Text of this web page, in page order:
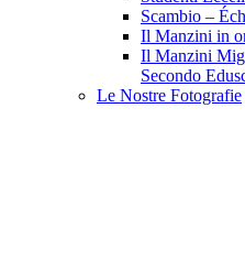
Scambio –
Il Manzini in
Il Manzini
Secondo
Le Nostre Fotografie